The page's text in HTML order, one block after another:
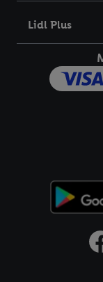
Lidl Plus